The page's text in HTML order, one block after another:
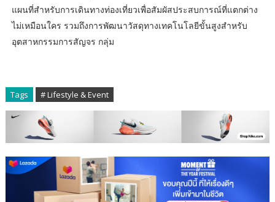
แผนที่สำหรับการเดินทางท่องเที่ยวเพื่อสัมผัสประสบการณ์ที่แตกต่าง
ไม่เหมือนใคร รวมถึงการพัฒนาวัสดุทางเทคโนโลยีขั้นสูงสำหรับ
อุตสาหกรรมการสัญจร กลุ่ม
Tags # Lifestyle & Event